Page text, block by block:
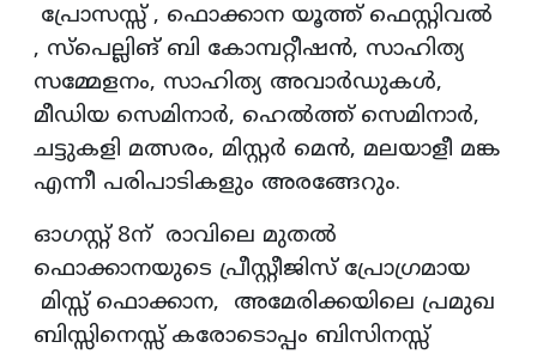
പ്രോസസ്സ് , ഫൊക്കാന യൂത്ത് ഫെസ്റ്റിവല്‍
, സ്‌പെല്ലിങ് ബി കോമ്പറ്റീഷന്‍, സാഹിത്യ
സമ്മേളനം, സാഹിത്യ അവാര്‍ഡുകള്‍,
മീഡിയ സെമിനാര്‍, ഹെല്‍ത്ത് സെമിനാര്‍,
ചട്ടുകളി മത്സരം, മിസ്റ്റര്‍ മെന്‍, മലയാളീ മങ്ക
എന്നീ പരിപാടികളും അരങ്ങേറും.
ഓഗസ്റ്റ് 8ന് രാവിലെ മുതല്‍
ഫൊക്കാനയുടെ പ്രീസ്റ്റീജിസ് പ്രോഗ്രമായ
മിസ്സ് ഫൊക്കാന, അമേരിക്കയിലെ പ്രമുഖ
ബിസ്സിനെസ്സ് കരോടൊപ്പം ബിസിനസ്സ്